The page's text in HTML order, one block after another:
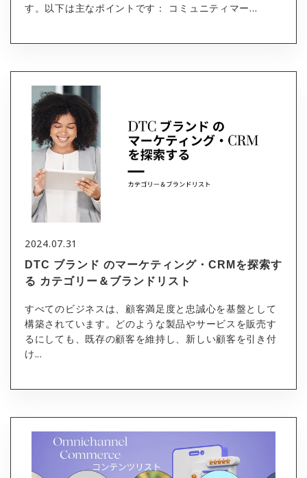
す。以下は主なポイントです： コミュニティマー...
2024.07.31
DTC ブランド のマーケティング・CRMを探索す
る カテゴリー＆ブランドリスト
すべてのビジネスは、顧客満足度と忠誠心を基盤として
構築されています。どのような製品やサービスを販売す
るにしても、既存の顧客を維持し、新しい顧客を引き付
け...